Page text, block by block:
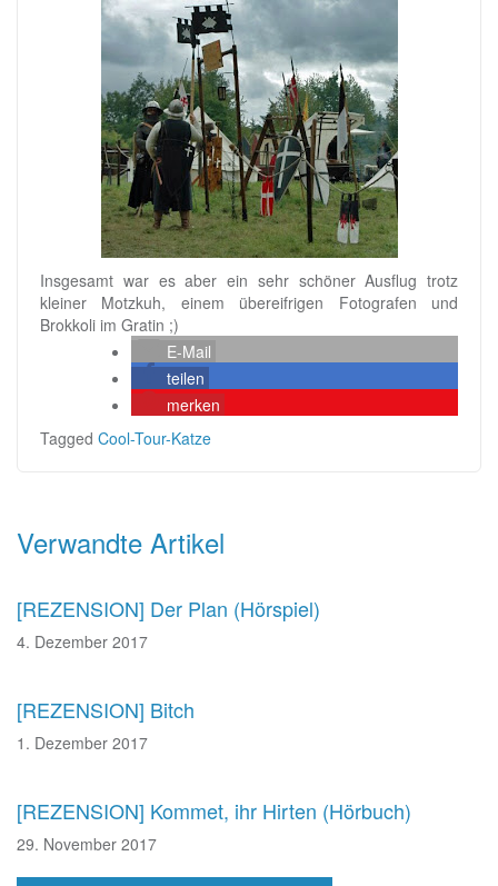
Insgesamt war es aber ein sehr schöner Ausflug trotz
kleiner Motzkuh, einem übereifrigen Fotografen und
Brokkoli im Gratin ;)
E-Mail
teilen
merken
Tagged Cool-Tour-Katze
Verwandte Artikel
[REZENSION] Der Plan (Hörspiel)
4. Dezember 2017
[REZENSION] Bitch
1. Dezember 2017
[REZENSION] Kommet, ihr Hirten (Hörbuch)
29. November 2017
Beitragsnavigation